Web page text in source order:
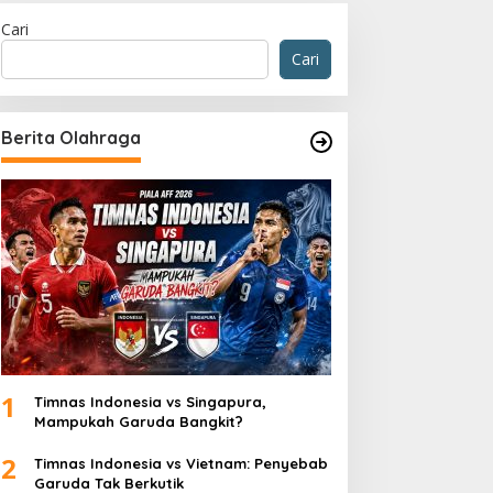
Cari
Cari
Berita Olahraga
1
Timnas Indonesia vs Singapura,
Mampukah Garuda Bangkit?
2
Timnas Indonesia vs Vietnam: Penyebab
Garuda Tak Berkutik